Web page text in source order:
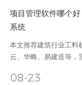
项目管理软件哪个
系统
本文推荐建筑行业工料
云、华略、易建造等，
08-23